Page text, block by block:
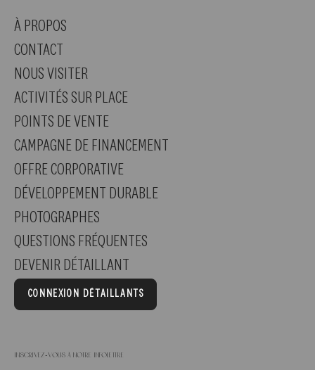
À PROPOS
CONTACT
NOUS VISITER
ACTIVITÉS SUR PLACE
POINTS DE VENTE
CAMPAGNE DE FINANCEMENT
OFFRE CORPORATIVE
DÉVELOPPEMENT DURABLE
PHOTOGRAPHES
QUESTIONS FRÉQUENTES
DEVENIR DÉTAILLANT
CONNEXION DÉTAILLANTS
Inscrivez-vous à notre infolettre